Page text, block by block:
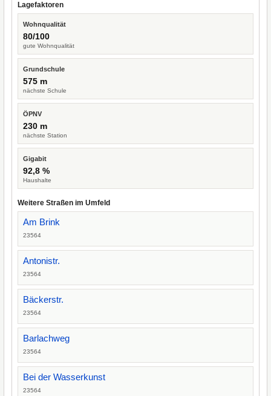
Lagefaktoren
Wohnqualität
80/100
gute Wohnqualität
Grundschule
575 m
nächste Schule
ÖPNV
230 m
nächste Station
Gigabit
92,8 %
Haushalte
Weitere Straßen im Umfeld
Am Brink
23564
Antonistr.
23564
Bäckerstr.
23564
Barlachweg
23564
Bei der Wasserkunst
23564